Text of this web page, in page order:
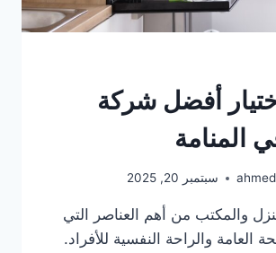
أفضل شركة
المنامة
سبتمبر 20, 2025
والمكتب من أهم العناصر التي
العامة والراحة النفسية للأفراد.